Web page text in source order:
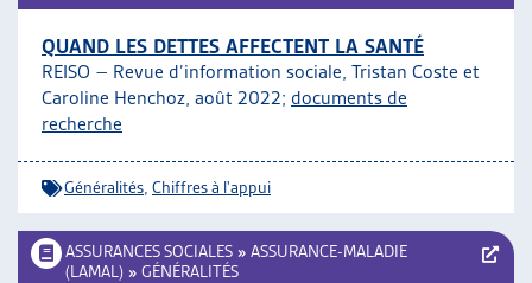
QUAND LES DETTES AFFECTENT LA SANTÉ
REISO – Revue d’information sociale, Tristan Coste et
Caroline Henchoz, août 2022; documents de
recherche
Généralités Chiffres à l'appui
ASSURANCES SOCIALES » ASSURANCE-MALADIE
(LAMAL) » GÉNÉRALITÉS